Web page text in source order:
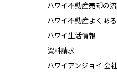
ハワイ不動産売却の
ハワイ不動産よくあ
ハワイ生活情報
資料請求
ハワイアンジョイ 会